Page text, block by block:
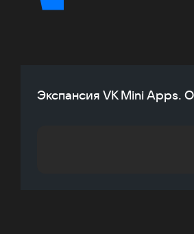
Экспансия VK Mini Apps.